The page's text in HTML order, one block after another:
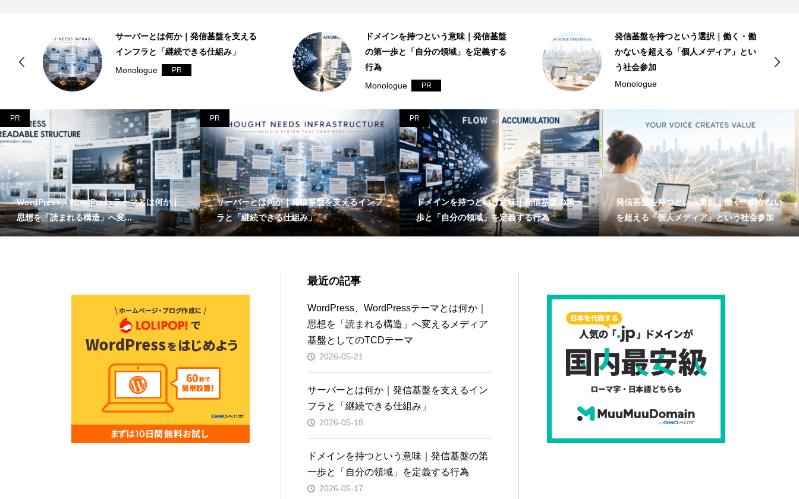
サーバーとは何か｜発信基盤を支える
インフラと「継続できる仕組み」
Monologue
PR
ドメインを持つという意味｜発信基盤
の第一歩と「自分の領域」を定義する
行為
Monologue
PR
発信基盤を持つという選択｜働く・働
かないを超える「個人メディア」とい
う社会参加
Monologue
WordPress、WordPressテーマとは何か｜
思想を「読まれる構造」へ変...
PR
サーバーとは何か｜発信基盤を支えるインフ
ラと「継続できる仕組み」
PR
ドメインを持つという意味｜発信基盤の第一
歩と「自分の領域」を定義する行為
PR
発信基盤を持つという選択｜働く・働かない
を超える「個人メディア」という社会参加
最近の記事
WordPress、WordPressテーマとは何か｜
思想を「読まれる構造」へ変えるメディア
基盤としてのTCDテーマ
2026-05-21
サーバーとは何か｜発信基盤を支えるイン
フラと「継続できる仕組み」
2026-05-18
ドメインを持つという意味｜発信基盤の第
一歩と「自分の領域」を定義する行為
2026-05-17